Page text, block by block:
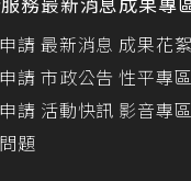
務
請
請
請
題
最新消息
最新消息
市政公告
活動快訊
成果專
成果花絮
性平專區
影音專區